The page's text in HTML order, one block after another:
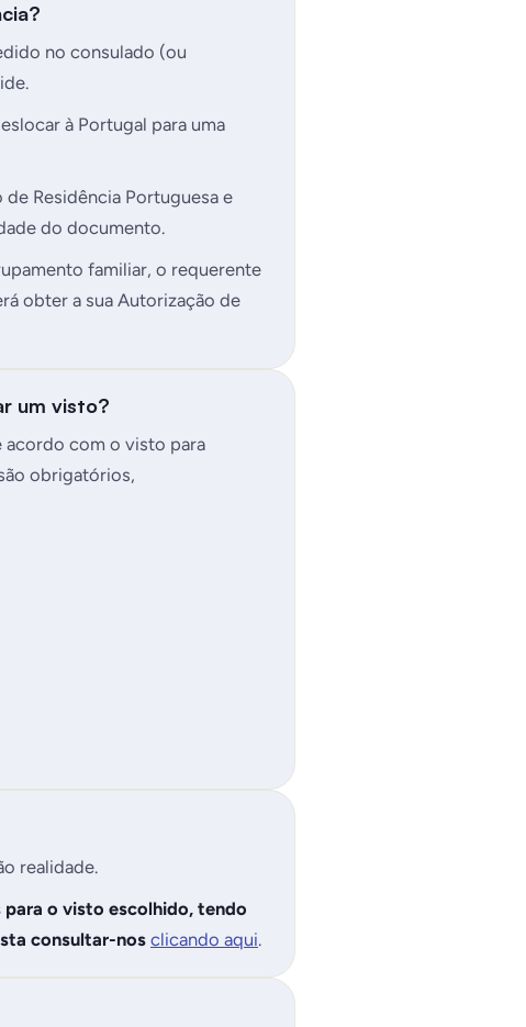
no consulado (ou
à Portugal para uma
Residência Portuguesa e
do documento.
familiar, o requerente
obter a sua Autorização de
um visto?
acordo com o visto para
obrigatórios,
realidade.
o visto escolhido, tendo
consultar-nos clicando aqui.